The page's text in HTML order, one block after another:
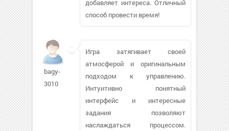
добавляет интереса. Отличный
способ провести время!
bagy-
3010
Игра затягивает своей
атмосферой и оригинальным
подходом к управлению.
Интуитивно понятный
интерфейс и интересные
задания позволяют
наслаждаться процессом.